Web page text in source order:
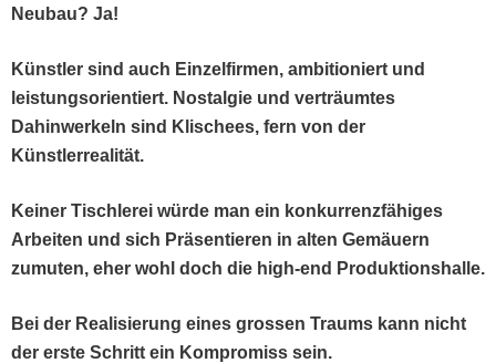
Neubau? Ja!
Kün­stler sind auch Einzelfir­men, ambi­tion­iert und
leis­tung­sori­en­tiert. Nos­tal­gie und verträumtes
Dahin­werkeln sind Klis­chees, fern von der
Künstlerrealität.
Kein­er Tis­chlerei würde man ein konkur­ren­zfähiges
Arbeit­en und sich Präsen­tieren in alten Gemäuern
zumuten, eher wohl doch die high-end Produktionshalle.
Bei der Real­isierung eines grossen Traums kann nicht
der erste Schritt ein Kom­pro­miss sein.